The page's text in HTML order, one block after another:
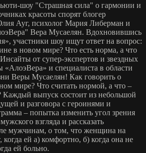
шоу "Страшная сила" о гармонии и
красоты спорят блогер
Ауг, психолог Мария Либерман и
Вера Мусаелян. Вдохновившись
участники шоу ищут ответ на вопрос:
в новом мире? Что есть норма, а что
от супер-экспертов и звездных
«АлоэВера» и специалиста в области
Веры Мусаелян! Как говорить о
мире? Что считать нормой, а что –
Каждый выпуск состоит из небольшой
и разговора с героинями и
– попытка изменить угол зрения
взгляда и рассказать
мужчинам, о том, что женщина на
когда ей а) комфортно, б) когда она не
ей больно.